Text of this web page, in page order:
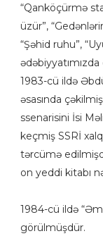
“Qanköçürmə
üzür”,
“Şəhid ruhu”,
1983-cü ildə
əsasında
ssenarisini İsi
keçmiş SSRİ
tərcümə
on yeddi kitabı
1984-cü ildə
görülmüşdür.